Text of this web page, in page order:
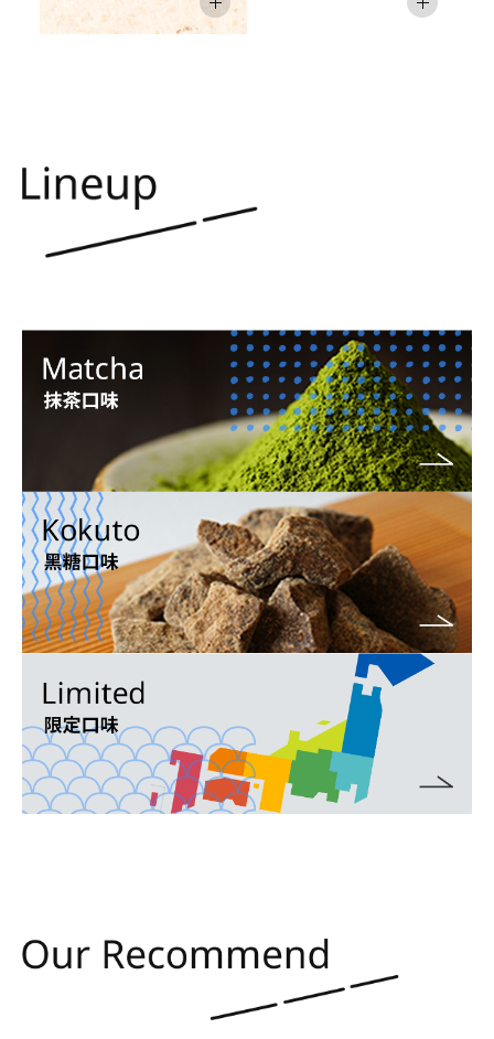
香菇竹筍全國大選的結果在去年已經塵埃
落定，香菇造型餅乾派自願以「新香菇
黨」的名義再次進行挑戰！
「新香菇黨」VS「新竹筍黨」將再次舉辦
香菇竹筍全國大選！
總票數
10,587,785票！！
香菇竹筍全國大調查
下來的全國大選中，我們將詢問人民「你
有多愛他們？」來進行調查。